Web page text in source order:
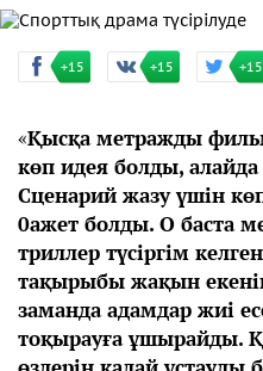
+15 +15 +15
«Қысқа метражды
көп идея болды, алайда
Сценарий жазу үшін
0ажет болды. О баста
триллер түсіргім
тақырыбы жақын екенін
заманда адамдар жиі
тоқырауға ұшырайды.